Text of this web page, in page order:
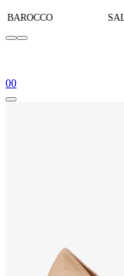
SALE на BAROCCO
00